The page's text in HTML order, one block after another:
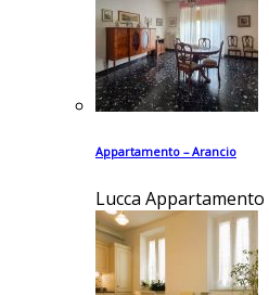
Appartamento – Arancio
Lucca Appartamento